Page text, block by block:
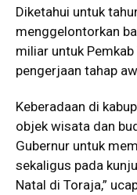
Diketahui untuk
menggelontorkan
miliar untuk
pengerjaan tahap
Keberadaan di
objek wisata dan
Gubernur untuk
sekaligus pada
Natal di Toraja,”